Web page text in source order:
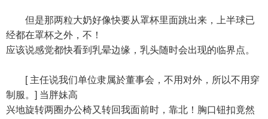
但是那两粒大奶好像快要从罩杯里面跳出来，上半球已
经都在罩杯之外，不！
应该说感觉都快看到乳晕边缘，乳头随时会出现的临界点。
[ 主任说我们单位隶属於董事会，不用对外，所以不用穿
制服。] 当胖妹高
兴地旋转两圈办公椅又转回我面前时，靠北！胸口钮扣竟然